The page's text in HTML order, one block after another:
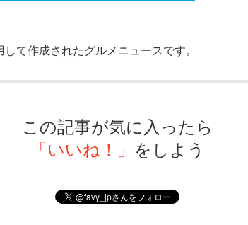
て作成されたグルメニュースです。
この記事が気に入ったら
「いいね！」 をしよう